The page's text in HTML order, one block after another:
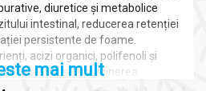
diuretice și metabolice
intestinal, reducerea retenției
persistente de foame.
acizi organici, polifenoli și
digestiei și la susținerea
în gestionarea masei corporale.
mai mult